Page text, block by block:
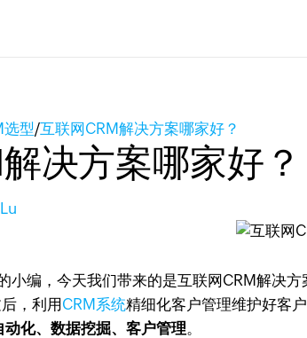
选型/互联网CRM解决方案哪家好？
决方案哪家好？
Lu
小编，今天我们带来的是互联网CRM解决
，利用 CRM系统精细化客户管理维护好客
化、数据挖掘、客户管理。